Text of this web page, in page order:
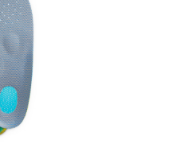
Allround.
pies en cada zapato
alivia las articulaciones,
la columna vertebral.
a la perforación